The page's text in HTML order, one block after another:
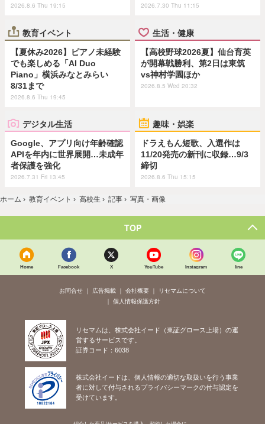
2026.8.6 Thu 19:15 2026.7.30 Thu 11:15
教育イベント
【夏休み2026】ピアノ未経験
でも楽しめる「AI Duo
Piano」横浜みなとみらい
8/31まで
2026.8.6 Thu 19:45
生活・健康
【高校野球2026夏】仙台育英
が開幕戦勝利、第2日は東筑
vs神村学園ほか
2026.8.5 Wed 20:32
デジタル生活
Google、アプリ向け年齢確認
APIを年内に世界展開…未成年
者保護を強化
2026.7.31 Fri 13:45
趣味・娯楽
ドラえもん短歌、入選作は
11/20発売の新刊に収録…9/3
締切
2026.8.6 Thu 15:15
ホーム › 教育イベント › 高校生 › 記事 › 写真・画像
TOP
Home Facebook X YouTube Instagram line
お問合せ 広告掲載 会社概要
リセマムについて
個人情報保護方針
リセマムは、株式会社イード（東証グロース上場）の運
営するサービスです。
証券コード：6038
株式会社イードは、個人情報の適切な取扱いを行う事業
者に対して付与されるプライバシーマークの付与認定を
受けています。